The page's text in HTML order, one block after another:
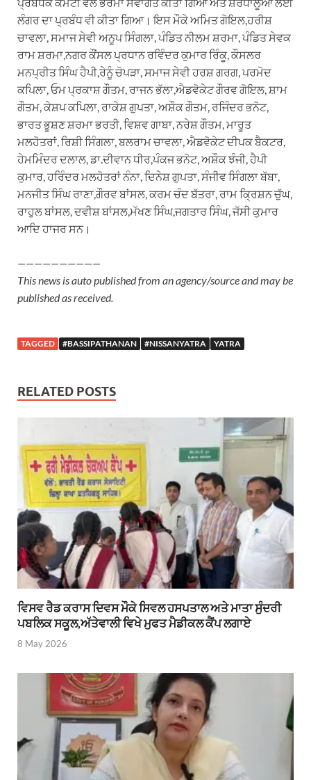
ਲੰਗਰ ਦਾ ਪ੍ਰਬੰਧ ਵੀ ਕੀਤਾ ਗਿਆ। ਇਸ ਮੌਕੇ ਅਮਿਤ ਗੋਇਲ,ਹਰੀਸ਼
ਚਾਵਲਾ, ਸਮਾਜ ਸੇਵੀ ਅਨੂਪ ਸਿੰਗਲਾ, ਪੰਡਿਤ ਨੀਲਮ ਸ਼ਰਮਾ, ਪੰਡਿਤ ਸੇਵਕ
ਰਾਮ ਸ਼ਰਮਾ,ਨਗਰ ਕੌਂਸਲ ਪ੍ਰਧਾਨ ਰਵਿੰਦਰ ਕੁਮਾਰ ਰਿੰਕੂ, ਕੌਸਲਰ
ਮਨਪ੍ਰੀਤ ਸਿੰਘ ਹੈਪੀ,ਰੇਨੂੰ ਚੋਪੜਾ, ਸਮਾਜ ਸੇਵੀ ਹਰਸ਼ ਗਰਗ, ਪਰਮੋਦ
ਕਪਿਲਾ, ਓਮ ਪ੍ਰਕਾਸ਼ ਗੌਤਮ, ਰਾਜਨ ਭੱਲਾ,ਐਡਵੋਕੇਟ ਗੌਰਵ ਗੋਇਲ, ਸ਼ਾਮ
ਗੌਤਮ, ਕੇਸ਼ਪ ਕਪਿਲਾ, ਰਾਕੇਸ਼ ਗੁਪਤਾ, ਅਸ਼ੌਕ ਗੌਤਮ, ਰਜਿੰਦਰ ਭਨੋਟ,
ਭਾਰਤ ਭੂਸ਼ਣ ਸ਼ਰਮਾ ਭਰਤੀ, ਵਿਸ਼ਵ ਗਾਬਾ, ਨਰੇਸ਼ ਗੌਤਮ, ਮਾਰੂਤ
ਮਲਹੋਤਰਾਂ, ਰਿਸ਼ੀ ਸਿੰਗਲਾ, ਬਲਰਾਮ ਚਾਵਲਾ, ਐਡਵੋਕੇਟ ਦੀਪਕ ਬੈਕਟਰ,
ਹੇਮਮਿੰਦਰ ਦਲਾਲ, ਡਾ.ਦੀਵਾਨ ਧੀਰ,ਪੰਕਜ ਭਨੋਟ, ਅਸ਼ੌਕ ਝੰਜੀ, ਹੈਪੀ
ਕੁਮਾਰ, ਹਰਿੰਦਰ ਮਲਹੋਤਰਾਂ ਨੰਨਾ, ਦਿਨੇਸ਼ ਗੁਪਤਾ, ਸੰਜੀਵ ਸਿੰਗਲਾ ਬੱਬਾ,
ਮਨਜੀਤ ਸਿੰਘ ਰਾਣਾ,ਗੌਰਵ ਬਾਂਸਲ, ਕਰਮ ਚੰਦ ਬੱਤਰਾ, ਰਾਮ ਕ੍ਰਿਸ਼ਨ ਚੁੱਘ,
ਰਾਹੁਲ ਬਾਂਸਲ, ਦਵੀਸ਼ ਬਾਂਸਲ,ਮੱਖਣ ਸਿੰਘ,ਜਗਤਾਰ ਸਿੰਘ, ਜੱਸੀ ਕੁਮਾਰ
ਆਦਿ ਹਾਜਰ ਸਨ।
——————————
This news is auto published from an agency/source and may be
published as received.
TAGGED #BASSIPATHANAN #NISSANYATRA YATRA
RELATED POSTS
ਵਿਸਵ ਰੈਡ ਕਰਾਸ ਦਿਵਸ ਮੌਕੇ ਸਿਵਲ ਹਸਪਤਾਲ ਅਤੇ ਮਾਤਾ ਸੁੰਦਰੀ
ਪਬਲਿਕ ਸਕੂਲ,ਅੱਤੇਵਾਲੀ ਵਿਖੇ ਮੁਫਤ ਮੈਡੀਕਲ ਕੈਂਪ ਲਗਾਏ
8 May 2026